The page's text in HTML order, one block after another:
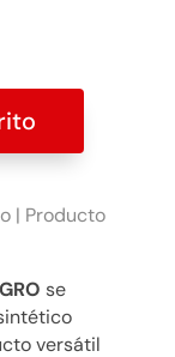
| Producto
se
versátil